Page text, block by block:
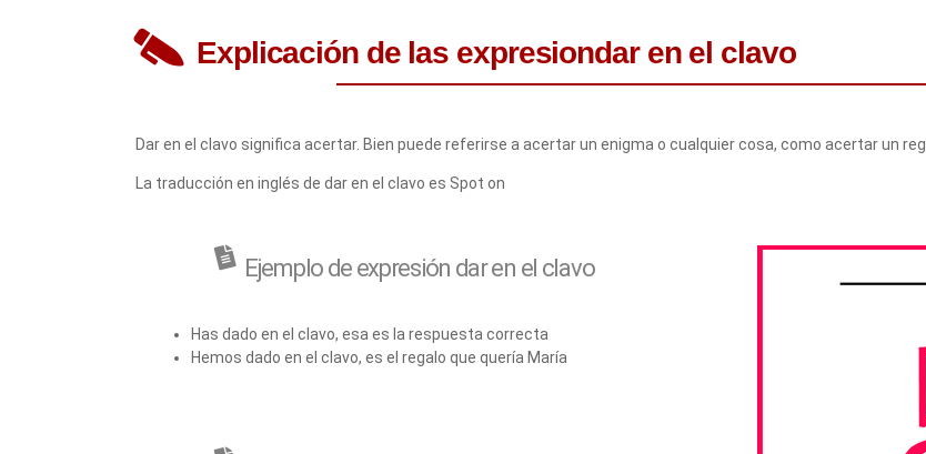
Explicación de las expresiondar en el clavo
Dar en el clavo significa acertar. Bien puede referirse a acertar un enigma o cualquier cosa, como acertar un
La traducción en inglés de dar en el clavo es Spot on
Ejemplo de expresión dar en el clavo
Has dado en el clavo, esa es la respuesta correcta
Hemos dado en el clavo, es el regalo que quería María